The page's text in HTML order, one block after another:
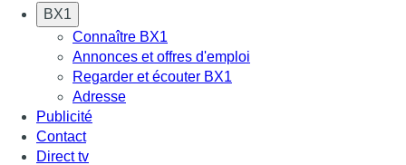
BX1
Connaître BX1
Annonces et offres d'emploi
Regarder et écouter BX1
Adresse
Publicité
Contact
Direct tv